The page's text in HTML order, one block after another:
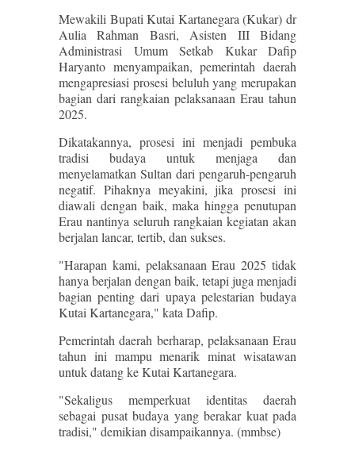
Mewakili Bupati Kutai Kartanegara (Kukar) dr
Aulia Rahman Basri, Asisten III Bidang
Administrasi Umum Setkab Kukar Dafip
Haryanto menyampaikan, pemerintah daerah
mengapresiasi prosesi beluluh yang merupakan
bagian dari rangkaian pelaksanaan Erau tahun
2025.
Dikatakannya, prosesi ini menjadi pembuka
tradisi budaya untuk menjaga dan
menyelamatkan Sultan dari pengaruh-pengaruh
negatif. Pihaknya meyakini, jika prosesi ini
diawali dengan baik, maka hingga penutupan
Erau nantinya seluruh rangkaian kegiatan akan
berjalan lancar, tertib, dan sukses.
"Harapan kami, pelaksanaan Erau 2025 tidak
hanya berjalan dengan baik, tetapi juga menjadi
bagian penting dari upaya pelestarian budaya
Kutai Kartanegara," kata Dafip.
Pemerintah daerah berharap, pelaksanaan Erau
tahun ini mampu menarik minat wisatawan
untuk datang ke Kutai Kartanegara.
"Sekaligus memperkuat identitas daerah
sebagai pusat budaya yang berakar kuat pada
tradisi," demikian disampaikannya. (mmbse)